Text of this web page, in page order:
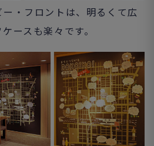
・フロントは、明るくて広
ースも楽々です。